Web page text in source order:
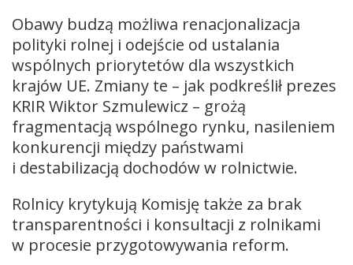
Obawy budzą możliwa renacjonalizacja
polityki rolnej i odejście od ustalania
wspólnych priorytetów dla wszystkich
krajów UE. Zmiany te – jak podkreślił prezes
KRIR Wiktor Szmulewicz – grożą
fragmentacją wspólnego rynku, nasileniem
konkurencji między państwami
i destabilizacją dochodów w rolnictwie.
Rolnicy krytykują Komisję także za brak
transparentności i konsultacji z rolnikami
w procesie przygotowywania reform.